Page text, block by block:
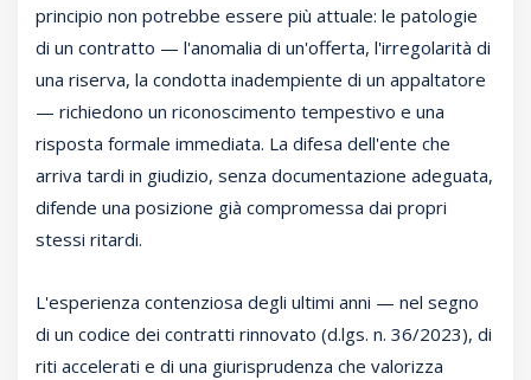
principio non potrebbe essere più attuale: le patologie
di un contratto — l'anomalia di un'offerta, l'irregolarità di
una riserva, la condotta inadempiente di un appaltatore
— richiedono un riconoscimento tempestivo e una
risposta formale immediata. La difesa dell'ente che
arriva tardi in giudizio, senza documentazione adeguata,
difende una posizione già compromessa dai propri
stessi ritardi.
L'esperienza contenziosa degli ultimi anni — nel segno
di un codice dei contratti rinnovato (d.lgs. n. 36/2023), di
riti accelerati e di una giurisprudenza che valorizza